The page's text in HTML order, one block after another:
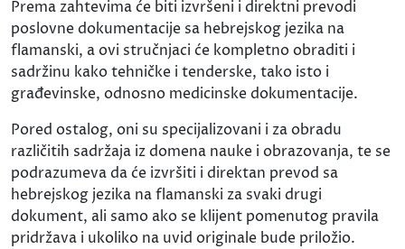
Prema zahtevima će biti izvršeni i direktni prevodi
poslovne dokumentacije sa hebrejskog jezika na
flamanski, a ovi stručnjaci će kompletno obraditi i
sadržinu kako tehničke i tenderske, tako isto i
građevinske, odnosno medicinske dokumentacije.
Pored ostalog, oni su specijalizovani i za obradu
različitih sadržaja iz domena nauke i obrazovanja, te se
podrazumeva da će izvršiti i direktan prevod sa
hebrejskog jezika na flamanski za svaki drugi
dokument, ali samo ako se klijent pomenutog pravila
pridržava i ukoliko na uvid originale bude priložio.